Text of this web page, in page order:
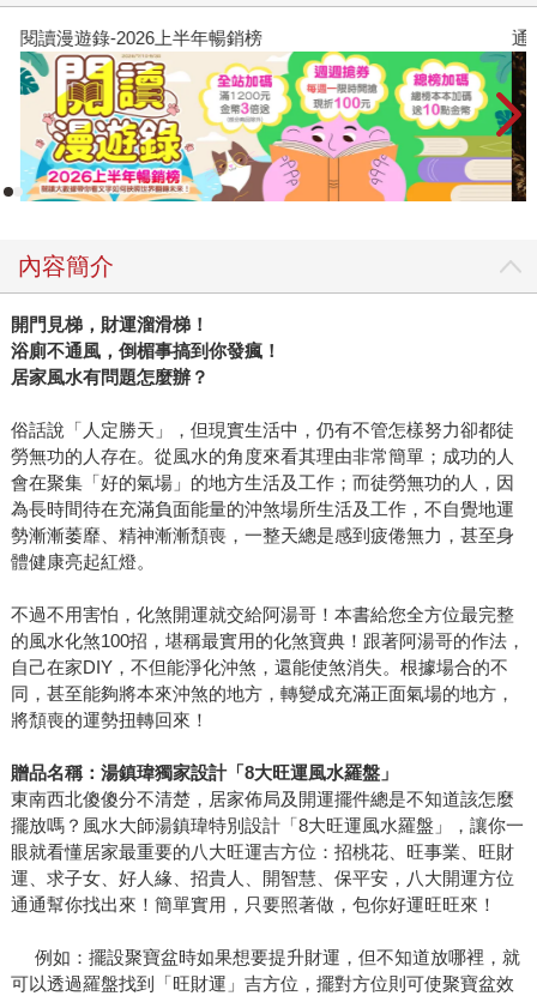
閱讀漫遊錄-2026上半年暢銷榜 通
內容簡介
開門見梯，財運溜滑梯！
浴廁不通風，倒楣事搞到你發瘋！
居家風水有問題怎麼辦？
俗話說「人定勝天」，但現實生活中，仍有不管怎樣努力卻都徒
勞無功的人存在。從風水的角度來看其理由非常簡單；成功的人
會在聚集「好的氣場」的地方生活及工作；而徒勞無功的人，因
為長時間待在充滿負面能量的沖煞場所生活及工作，不自覺地運
勢漸漸萎靡、精神漸漸頹喪，一整天總是感到疲倦無力，甚至身
體健康亮起紅燈。
不過不用害怕，化煞開運就交給阿湯哥！本書給您全方位最完整
的風水化煞100招，堪稱最實用的化煞寶典！跟著阿湯哥的作法，
自己在家DIY，不但能淨化沖煞，還能使煞消失。根據場合的不
同，甚至能夠將本來沖煞的地方，轉變成充滿正面氣場的地方，
將頹喪的運勢扭轉回來！
贈品名稱：湯鎮瑋獨家設計「8大旺運風水羅盤」
東南西北傻傻分不清楚，居家佈局及開運擺件總是不知道該怎麼
擺放嗎？風水大師湯鎮瑋特別設計「8大旺運風水羅盤」，讓你一
眼就看懂居家最重要的八大旺運吉方位：招桃花、旺事業、旺財
運、求子女、好人緣、招貴人、開智慧、保平安，八大開運方位
通通幫你找出來！簡單實用，只要照著做，包你好運旺旺來！
例如：擺設聚寶盆時如果想要提升財運，但不知道放哪裡，就
可以透過羅盤找到「旺財運」吉方位，擺對方位則可使聚寶盆效